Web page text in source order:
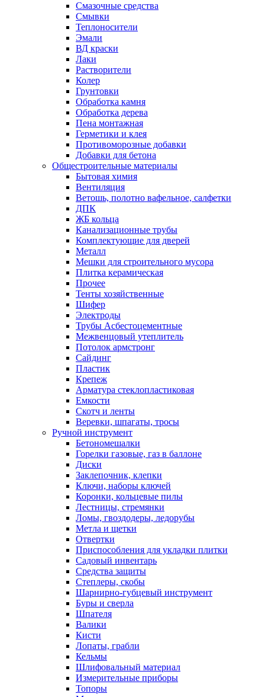
Смазочные средства
Смывки
Теплоносители
Эмали
ВД краски
Лаки
Растворители
Колер
Грунтовки
Обработка камня
Обработка дерева
Пена монтажная
Герметики и клея
Противоморозные добавки
Добавки для бетона
Общестроительные материалы
Бытовая химия
Вентиляция
Ветошь, полотно вафельное, салфетки
ДПК
ЖБ кольца
Канализационные трубы
Комплектующие для дверей
Металл
Мешки для строительного мусора
Плитка керамическая
Прочее
Тенты хозяйственные
Шифер
Электроды
Трубы Асбестоцементные
Межвенцовый утеплитель
Потолок армстронг
Сайдинг
Пластик
Крепеж
Арматура стеклопластиковая
Емкости
Скотч и ленты
Веревки, шпагаты, тросы
Ручной инструмент
Бетономешалки
Горелки газовые, газ в баллоне
Диски
Заклепочник, клепки
Ключи, наборы ключей
Коронки, кольцевые пилы
Лестницы, стремянки
Ломы, гвоздодеры, ледорубы
Метла и щетки
Отвертки
Приспособления для укладки плитки
Садовый инвентарь
Средства защиты
Степлеры, скобы
Шарнирно-губцевый инструмент
Буры и сверла
Шпателя
Валики
Кисти
Лопаты, грабли
Кельмы
Шлифовальный материал
Измерительные приборы
Топоры